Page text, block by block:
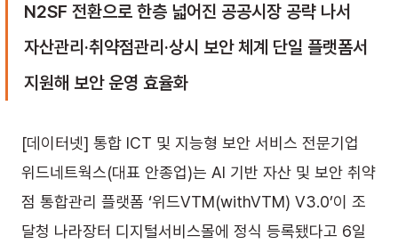
N2SF 전환으로 한층 넓어진 공공시장 공략 나서
자산관리·취약점관리·상시 보안 체계 단일 플랫폼서
지원해 보안 운영 효율화
[데이터넷] 통합 ICT 및 지능형 보안 서비스 전문기업
위드네트웍스(대표 안종업)는 AI 기반 자산 및 보안 취약
점 통합관리 플랫폼 ‘위드VTM(withVTM) V3.0’이 조
달청 나라장터 디지털서비스몰에 정식 등록됐다고 6일